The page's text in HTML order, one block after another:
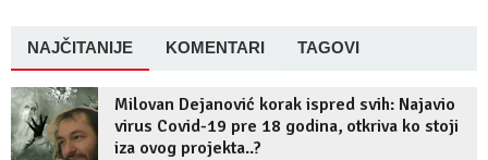
NAJČITANIJE KOMENTARI TAGOVI
Milovan Dejanović korak ispred svih: Najavio
virus Covid-19 pre 18 godina, otkriva ko stoji
iza ovog projekta..?